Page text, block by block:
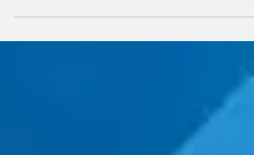
permanecerá en prisión preventiva